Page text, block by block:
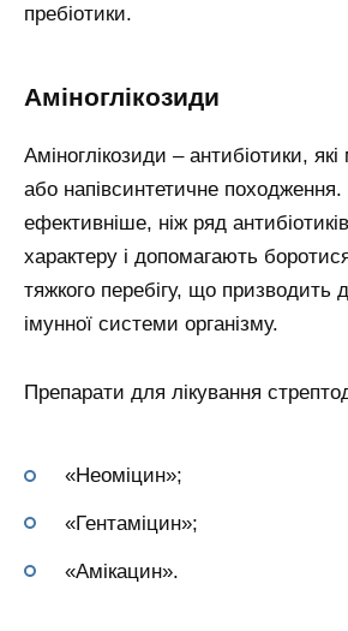
пребіотики.
Аміноглікозиди
Аміноглікозиди – антибіотики,
або напівсинтетичне
ефективніше, ніж ряд
характеру і допомагають
тяжкого перебігу, що призводить
імунної системи організму.
Препарати для лікування
«Неоміцин»;
«Гентаміцин»;
«Амікацин».